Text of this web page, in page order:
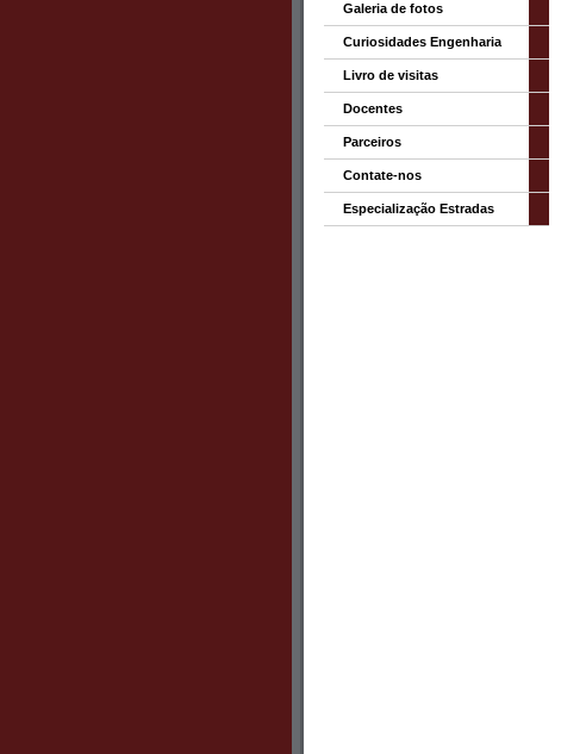
Galeria de fotos
Curiosidades Engenharia
Livro de visitas
Docentes
Parceiros
Contate-nos
Especialização Estradas